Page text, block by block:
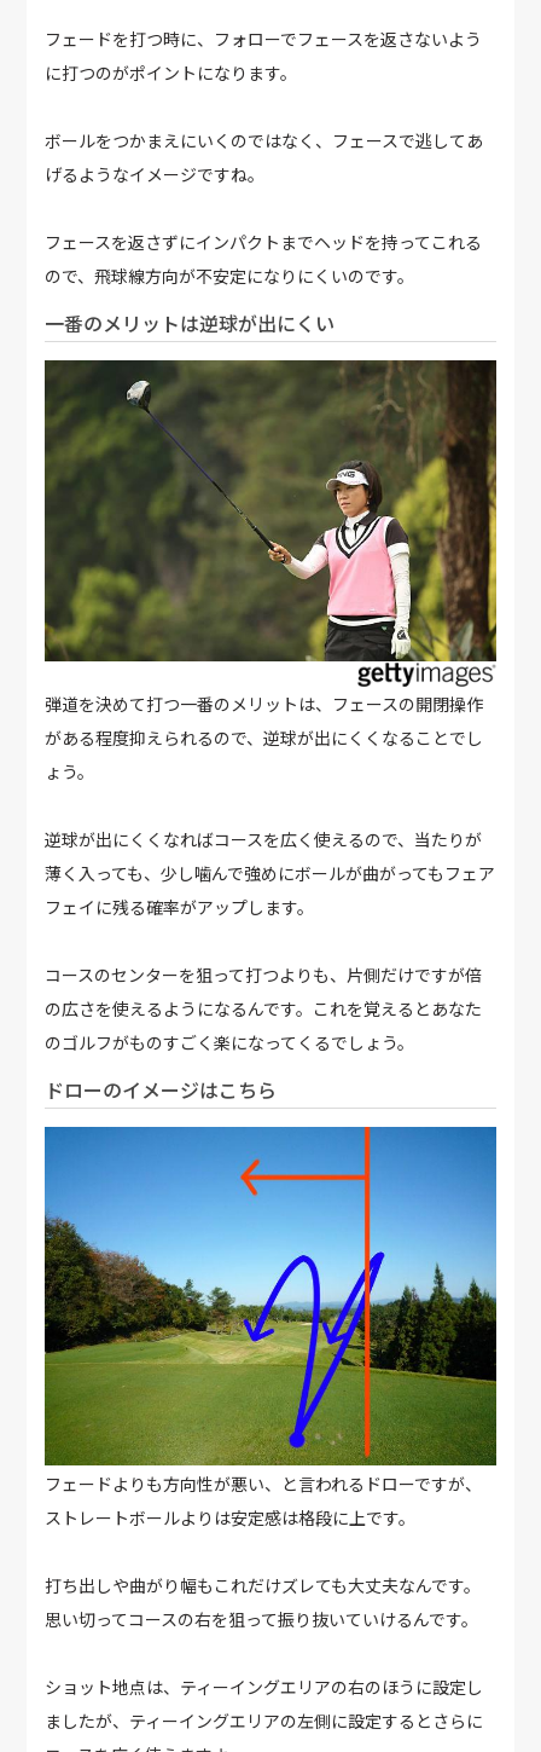
フェードを打つ時に、フォローでフェースを返さないよう
に打つのがポイントになります。
ボールをつかまえにいくのではなく、フェースで逃してあ
げるようなイメージですね。
フェースを返さずにインパクトまでヘッドを持ってこれる
ので、飛球線方向が不安定になりにくいのです。
一番のメリットは逆球が出にくい
弾道を決めて打つ一番のメリットは、フェースの開閉操作
がある程度抑えられるので、逆球が出にくくなることでし
ょう。
逆球が出にくくなればコースを広く使えるので、当たりが
薄く入っても、少し噛んで強めにボールが曲がってもフェア
フェイに残る確率がアップします。
コースのセンターを狙って打つよりも、片側だけですが倍
の広さを使えるようになるんです。これを覚えるとあなた
のゴルフがものすごく楽になってくるでしょう。
ドローのイメージはこちら
フェードよりも方向性が悪い、と言われるドローですが、
ストレートボールよりは安定感は格段に上です。
打ち出しや曲がり幅もこれだけズレても大丈夫なんです。
思い切ってコースの右を狙って振り抜いていけるんです。
ショット地点は、ティーイングエリアの右のほうに設定し
ましたが、ティーイングエリアの左側に設定するとさらに